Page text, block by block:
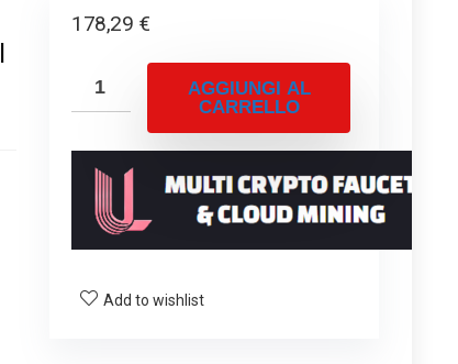
178,29 €
AGGIUNGI AL
CARRELLO
Add to wishlist